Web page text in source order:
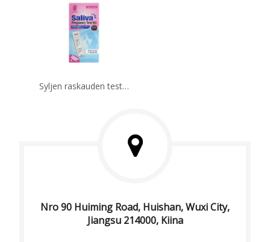
Syljen raskauden testisarja
Nro 90 Huiming Road, Huishan, Wuxi City,
Jiangsu 214000, Kiina